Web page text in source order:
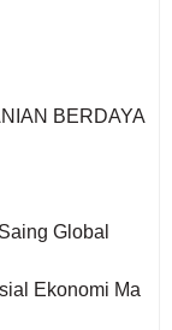
BERDAYA
Saing Global
Ekonomi Ma